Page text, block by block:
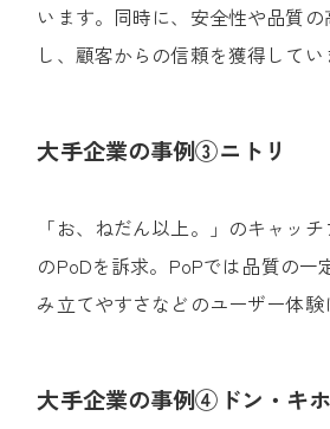
います。 同時に、安全性や品質
し、顧客からの信頼を獲得してい
大手企業の事例③ニトリ
「お、ねだん以上。」のキャッ
のPoDを訴求。PoPでは品質の一
み立てやすさなどのユーザー体験
大手企業の事例④ドン・キ